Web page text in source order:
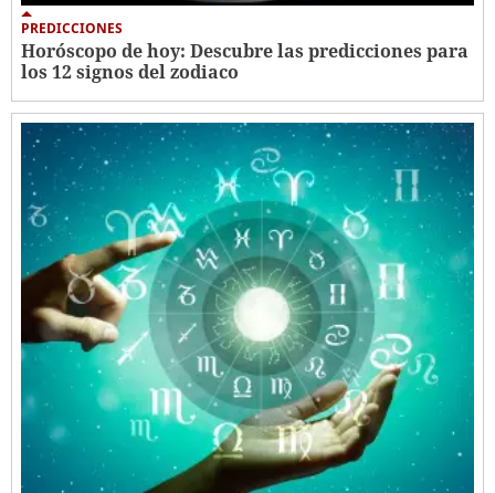
PREDICCIONES
Horóscopo de hoy: Descubre las predicciones para
los 12 signos del zodiaco